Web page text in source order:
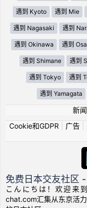
遇到 Kyoto 遇到 Mie
遇到 Nagasaki 遇到
遇到 Okinawa 遇到
遇到 Shimane 遇到
遇到 Tokyo 遇到
遇到 Yamagata
新闻
Cookie和GDPR
广告|
免费日本交友社区
こんにちは！欢迎来
chat.com汇集从东京活